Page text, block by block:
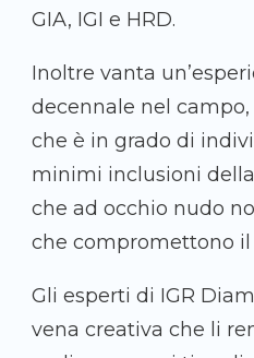
GIA, IGI e HRD.
Inoltre vanta
decennale nel
che è in grado di
minimi inclusioni
che ad occhio nudo
che compromettono il
Gli esperti di IGR
vena creativa che li